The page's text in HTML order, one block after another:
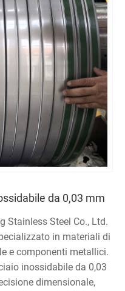
da 0,03 mm
Stainless Steel Co., Ltd.
in materiali di
e componenti metallici.
inossidabile da 0,03
dimensionale,